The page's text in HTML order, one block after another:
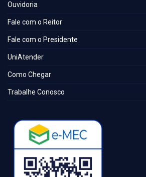
Ouvidoria
Fale com o Reitor
Fale com o Presidente
UniAtender
Como Chegar
Trabalhe Conosco